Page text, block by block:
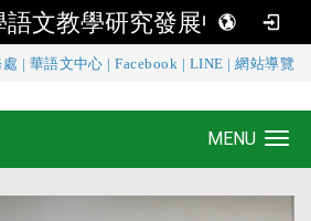
文教學研究發展中心
處 華語文中心 |Facebook LINE |網站導覽
文教學研究發展中心
MENU